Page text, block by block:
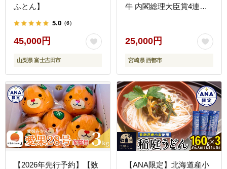
ふとん】
5.0 （6）
45,000円
山梨県 富士吉田市
牛 内閣総理大臣賞4連覇
25,000円
宮崎県 西都市
【2026年先行予約】【数
【ANA限定】北海道産小